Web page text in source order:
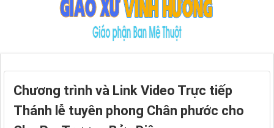
Chương trình và Link Video Trực tiếp
Thánh lễ tuyên phong Chân phước cho